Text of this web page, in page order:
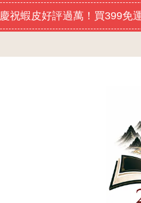
慶祝蝦皮好評過萬！買399免